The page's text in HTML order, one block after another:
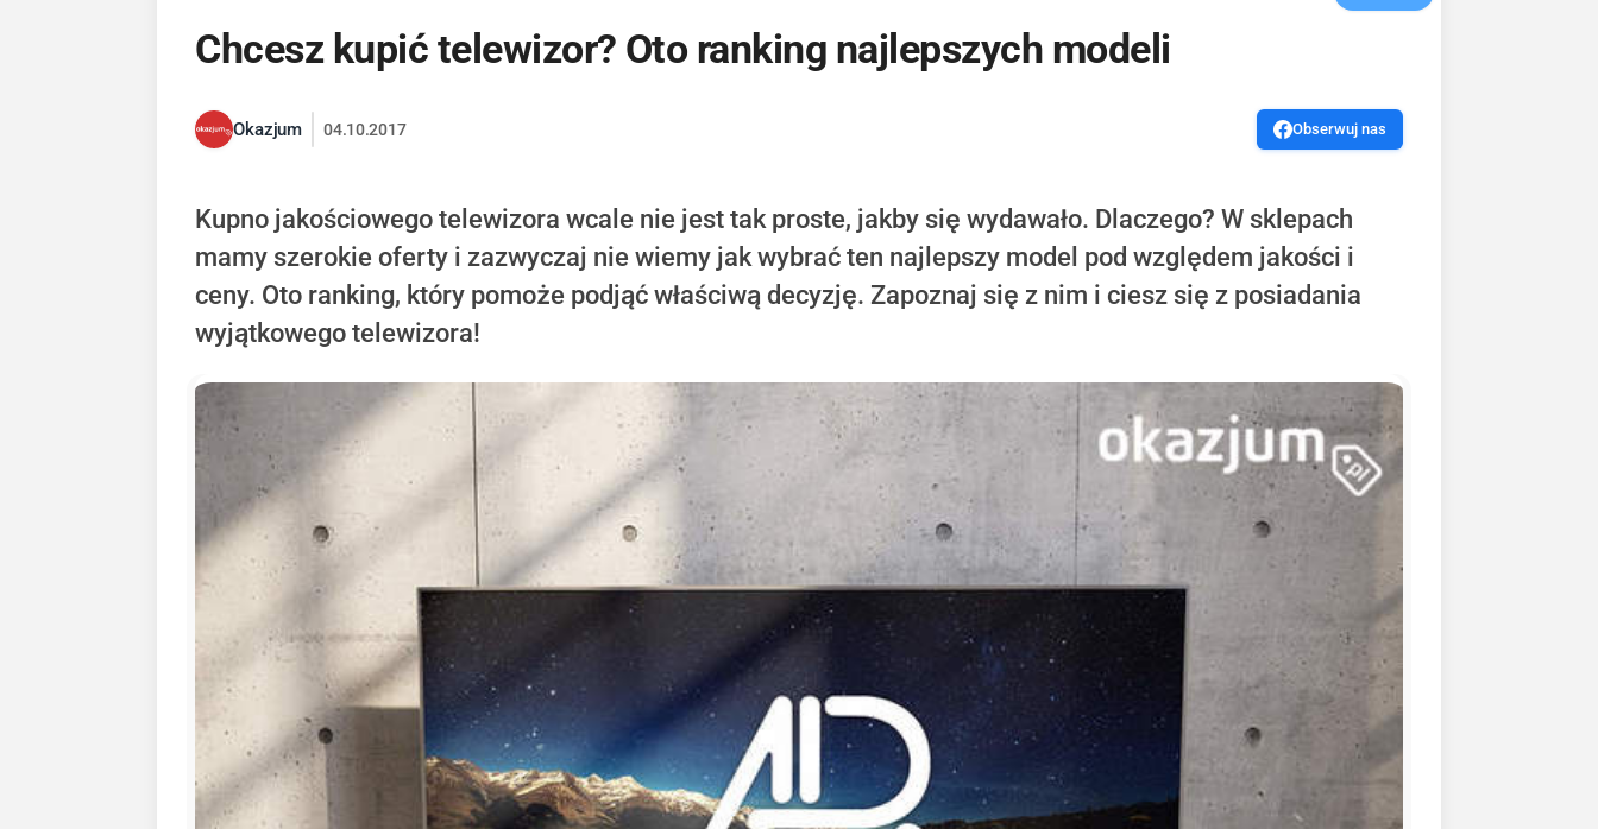
Chcesz kupić telewizor? Oto ranking najlepszych modeli
Okazjum 04.10.2017 Obserwuj nas
Kupno jakościowego telewizora wcale nie jest tak proste, jakby się wydawało. Dlaczego? W sklepach
mamy szerokie oferty i zazwyczaj nie wiemy jak wybrać ten najlepszy model pod względem jakości i
ceny. Oto ranking, który pomoże podjąć właściwą decyzję. Zapoznaj się z nim i ciesz się z posiadania
wyjątkowego telewizora!